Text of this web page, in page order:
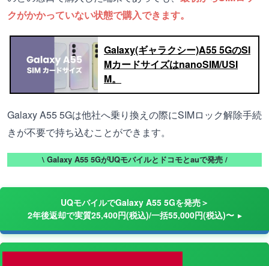
クがかかっていない状態で購入できます。
Galaxy(ギャラクシー)A55 5GのSI
MカードサイズはnanoSIM/USI
M。
Galaxy A55 5Gは他社へ乗り換えの際にSIMロック解除手続
きが不要で持ち込むことができます。
\ Galaxy A55 5GがUQモバイルとドコモとauで発売 /
UQモバイルでGalaxy A55 5Gを発売＞
2年後返却で実質25,400円(税込)/一括55,000円(税込)〜